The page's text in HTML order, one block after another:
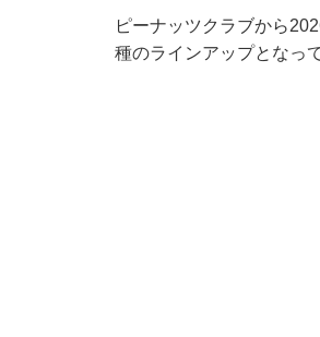
ピーナッツクラブから
種のラインアップとなっ